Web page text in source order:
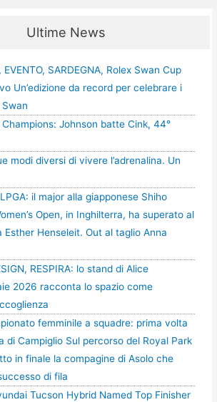
Ultime News
SARDEGNA, Rolex Swan Cup
Un’edizione da record per celebrare i
Champions: Johnson batte Cink, 44°
modi diversi di vivere l’adrenalina. Un
il major alla giapponese Shiho
Open, in Inghilterra, ha superato al
Henseleit. Out al taglio Anna
RESPIRA: lo stand di Alice
2026 racconta lo spazio come
femminile a squadre: prima volta
di Campiglio Sul percorso del Royal Park
in finale la compagine di Asolo che
di fila
Tucson Hybrid Named Top Finisher